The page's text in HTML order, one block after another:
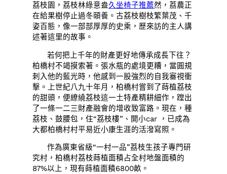
荔枝園，荔枝林綠意盎久坐椅子推薦然，荔農正
在給果樹停止過冬頤養。古荔枝樹枝繁葉茂、千
姿百態，像一部部厚厚的史乘，歷來訪的主人講
述著這里的故事。
若何把上千年的財產更好地傳承成長下往？
柏橋村不竭摸索著。張水瓶的處境更糟，當圓規
刺入他的藍光時，他感到一股強烈的自我審視衝
擊。上世紀八九十年月，柏橋村嘗到了蒔植荔枝
的甜頭，便繚繞荔枝這一土特產精耕細作，蹚出
了一條一二三財產融會的增收致富路。現在，種
荔枝、鼓腰包，住“荔枝樓”、開小car ，已成為
大都柏橋村村平易近小康生涯的活潑寫照。
作為廣東省級“一村一品”荔枝生孩子專門研
究村，柏橋村荔枝蒔植面積占全村地盤面積的
87%以上，現有蒔植面積6800畝。